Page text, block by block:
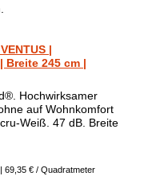
|
245 cm |
Hochwirksamer
auf Wohnkomfort
Weiß. 47 dB. Breite
| 69,35 € / Quadratmeter